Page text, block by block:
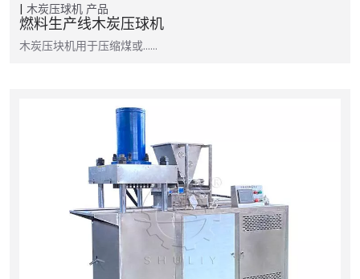
木炭压球机 产品
燃料生产线木炭压球机
木炭压块机用于压缩煤或……